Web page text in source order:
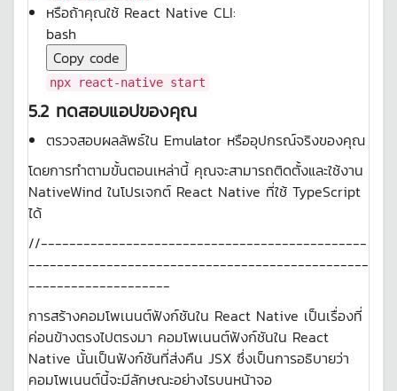
หรือถ้าคุณใช้ React Native CLI:
bash
Copy code
npx react-native start
5.2 ทดสอบแอปของคุณ
ตรวจสอบผลลัพธ์ใน Emulator หรืออุปกรณ์จริงของคุณ
โดยการทำตามขั้นตอนเหล่านี้ คุณจะสามารถติดตั้งและใช้งาน
NativeWind ในโปรเจกต์ React Native ที่ใช้ TypeScript
ได้
//----------------------------------------------
------------------------------------------------
--------------------
การสร้างคอมโพเนนต์ฟังก์ชันใน React Native เป็นเรื่องที่
ค่อนข้างตรงไปตรงมา คอมโพเนนต์ฟังก์ชันใน React
Native นั้นเป็นฟังก์ชันที่ส่งคืน JSX ซึ่งเป็นการอธิบายว่า
คอมโพเนนต์นี้จะมีลักษณะอย่างไรบนหน้าจอ